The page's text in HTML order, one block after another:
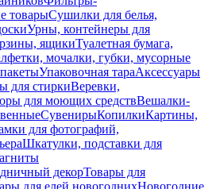
товарыСушилки для белья,
Урны, контейнеры для
ящикиТуалетная бумага,
мочалки, губки, мусорные
Упаковочная тараАксессуары
для стиркиВеревки,
для моющих средствВешалки-
СувенирыКопилкиКартины,
для фотографий,
Шкатулки, подставки для
декорТовары для
для елей новогоднихНовогодние